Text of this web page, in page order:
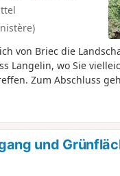
von Briec die
Langelin, wo Sie
Zum Abschluss
und